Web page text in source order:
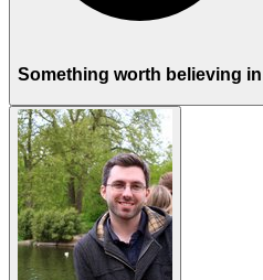
Something worth believing in